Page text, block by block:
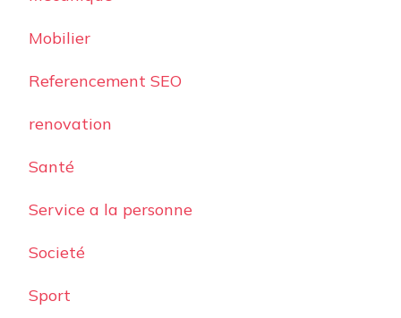
Mobilier
Referencement SEO
renovation
Santé
Service a la personne
Societé
Sport